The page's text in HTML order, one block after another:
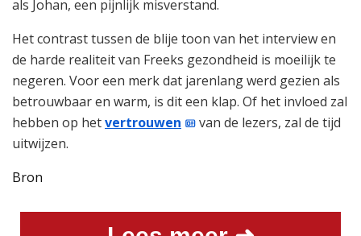
als Johan, een pijnlijk misverstand.
Het contrast tussen de blije toon van het interview en
de harde realiteit van Freeks gezondheid is moeilijk te
negeren. Voor een merk dat jarenlang werd gezien als
betrouwbaar en warm, is dit een klap. Of het invloed zal
hebben op hetvertrouwen
van de lezers, zal de tijd
uitwijzen.
Bron